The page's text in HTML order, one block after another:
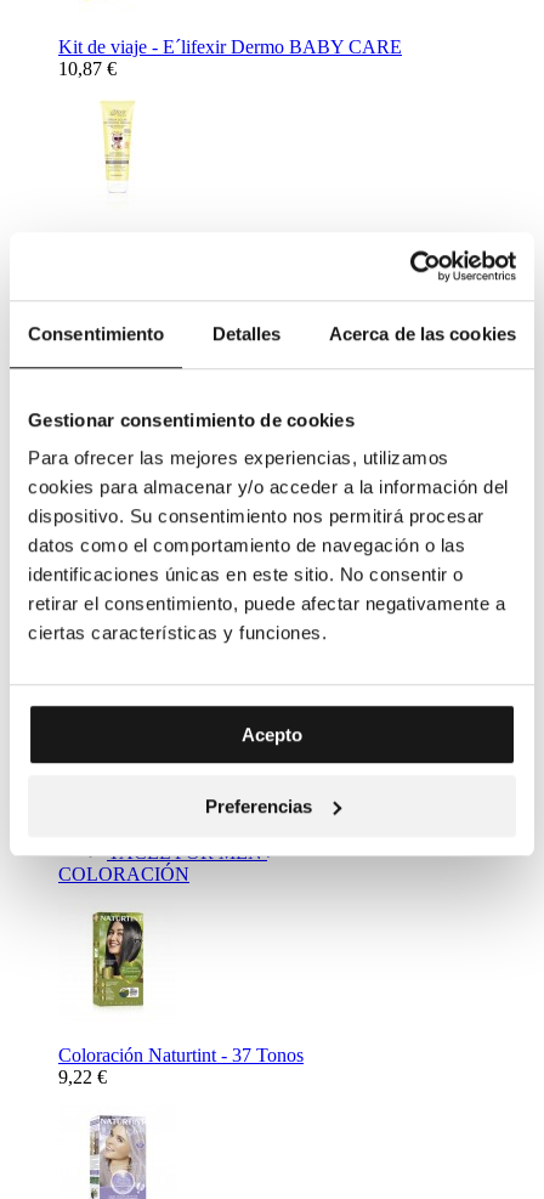
Consentimiento Detalles Acerca de las cookies
Gestionar consentimiento de cookies
Para ofrecer las mejores experiencias, utilizamos
cookies para almacenar y/o acceder a la información del
dispositivo. Su consentimiento nos permitirá procesar
datos como el comportamiento de navegación o las
identificaciones únicas en este sitio. No consentir o
retirar el consentimiento, puede afectar negativamente a
ciertas características y funciones.
Acepto
Preferencias
Kit de viaje - E´lifexir Dermo BABY CARE
10,87 €
Crema Solar Mineral Protection SPF50 - E´lifexir Dermo
Complemento Alimenticio para ayudar al descanso nocturno -
Netisum VPT 60 caps
11,31 €
11,20 €
NATURTINT
YACEL FOR MEN
COLORACIÓN
Coloración Naturtint - 37 Tonos
9,22 €